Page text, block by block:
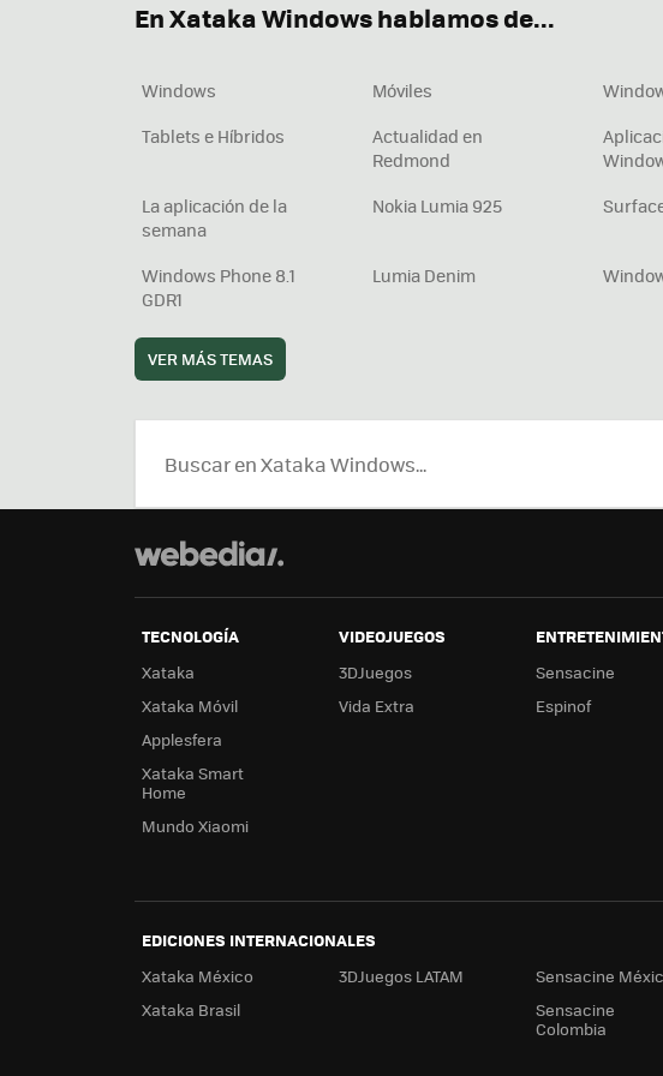
En Xataka Windows hablamos de...
Windows Móviles
Tablets e Híbridos
Actualidad en
Redmond
La aplicación de la
semana
Nokia Lumia 925
Windows Phone 8.1
GDR1
Lumia Denim
VER MÁS TEMAS
TECNOLOGÍA
Xataka
Xataka Móvil
Applesfera
Xataka Smart
Home
Mundo Xiaomi
VIDEOJUEGOS
3DJuegos
Vida Extra
Sensacine
Espinof
EDICIONES INTERNACIONALES
Xataka México
Xataka Brasil
3DJuegos LATAM
Sensacine
Sensacine
Colombia